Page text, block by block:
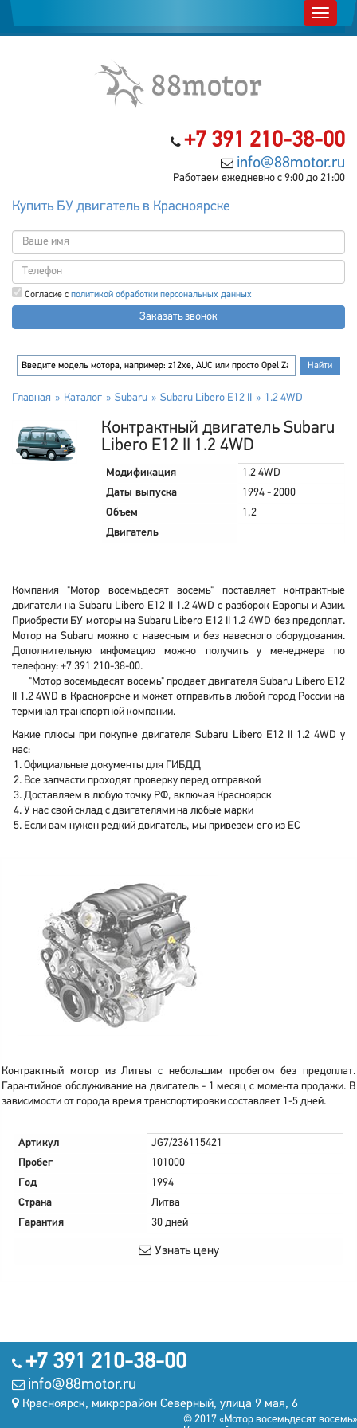
+7 391 210-38-00
info@88motor.ru
Работаем ежедневно с 9:00 до 21:00
Купить БУ двигатель в Красноярске
Согласие с политикой обработки персональных данных
Заказать звонок
Главная Каталог Subaru Subaru Libero E12 II 1.2 4WD
Контрактный двигатель Subaru
Libero E12 II 1.2 4WD
Модификация
1.2 4WD
Даты выпуска
1994 - 2000
Объем
1,2
Двигатель
Компания "Мотор восемьдесят восемь" поставляет контрактные
двигатели на Subaru Libero E12 II 1.2 4WD с разборок Европы и Азии.
Приобрести БУ моторы на Subaru Libero E12 II 1.2 4WD без предоплат.
Мотор на Subaru можно с навесным и без навесного оборудования.
Дополнительную инфомацию можно получить у менеджера по
телефону: +7 391 210-38-00.
"Мотор восемьдесят восемь" продает двигателя Subaru Libero E12
II 1.2 4WD в Красноярске и может отправить в любой город России на
терминал транспортной компании.
Какие плюсы при покупке двигателя Subaru Libero E12 II 1.2 4WD у
нас:
Официальные документы для ГИБДД
Все запчасти проходят проверку перед отправкой
Доставляем в любую точку РФ, включая Красноярск
У нас свой склад с двигателями на любые марки
Если вам нужен редкий двигатель, мы привезем его из ЕС
Контрактный мотор из Литвы с небольшим пробегом без предоплат.
Гарантийное обслуживание на двигатель - 1 месяц с момента продажи. В
зависимости от города время транспортировки составляет 1-5 дней.
Артикул
JG7/236115421
Пробег
101000
Год
1994
Страна
Литва
Гарантия
30 дней
Узнать цену
+7 391 210-38-00
info@88motor.ru
Красноярск, микрорайон Северный, улица 9 мая, 6
© 2017 «Мотор восемьдесят восемь»